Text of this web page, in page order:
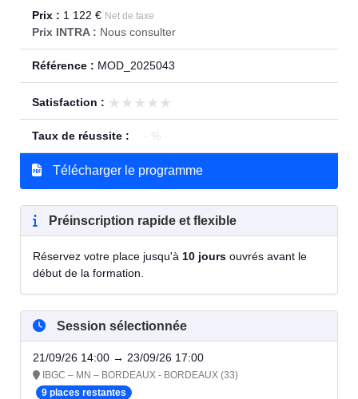
Prix : 1 122 € Net de taxe
Prix INTRA : Nous consulter
Référence : MOD_2025043
Satisfaction : ★★★★★
★★★★★
Taux de réussite : - %
Télécharger le programme
Préinscription rapide et flexible
Réservez votre place jusqu'à 10 jours ouvrés avant le
début de la formation.
Session sélectionnée
21/09/26 14:00 → 23/09/26 17:00
IBGC – MN – BORDEAUX - BORDEAUX (33)
9 places restantes